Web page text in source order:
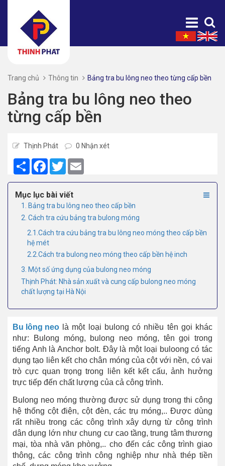
Trang chủ Thông tin Bảng tra bu lông neo theo từng cấp bền
Bảng tra bu lông neo theo
từng cấp bền
Thịnh Phát 0 Nhận xét
Share Facebook
Twitter
Mục lục bài viết
1. Bảng tra bu lông neo theo cấp bền
2. Cách tra cứu bảng tra bulong móng
2.1.Cách tra cứu bảng tra bu lông neo móng theo cấp bền
hệ mét
2.2.Cách tra bulong neo móng theo cấp bền hệ inch
3. Một số ứng dụng của bulong neo móng
Thịnh Phát: Nhà sản xuất và cung cấp bulong neo móng
chất lượng tại Hà Nội
Bu lông neo là một loại bulong có nhiều tên gọi khác
như: Bulong móng, bulong neo móng, tên gọi trong
tiếng Anh là Anchor bolt. Đây là một loại buloong có tác
dụng tạo liên kết cho chân móng của cột với nền, có vai
trò cực quan trọng trong liên kết kết cấu, ảnh hưởng
trực tiếp đến chất lượng của cả công trình.
Bulong neo móng thường được sử dụng trong thi công
hệ thống cột điện, cột đèn, các trụ móng,.. Được dùng
rất nhiều trong các công trình xây dựng từ công trình
dân dụng lớn như chung cư cao tầng, trung tâm thương
mại, tòa nhà văn phòng,.. cho đến các công trình giao
thông, các công trình công nghiệp như nhà thép tiền